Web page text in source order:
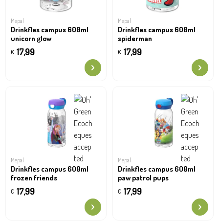
Mepal
Drinkfles campus 600ml
unicorn glow
€ 17,99
Mepal
Drinkfles campus 600ml
spiderman
€ 17,99
Mepal
Drinkfles campus 600ml
frozen friends
€ 17,99
Mepal
Drinkfles campus 600ml
paw patrol pups
€ 17,99